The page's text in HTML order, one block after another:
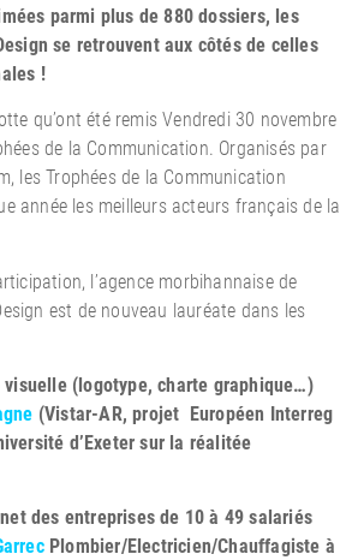
parmi plus de 880 dossiers, les
se retrouvent aux côtés de celles
!
qu’ont été remis Vendredi 30 novembre
de la Communication. Organisés par
les Trophées de la Communication
année les meilleurs acteurs français de la
l’agence morbihannaise de
est de nouveau lauréate dans les
(logotype, charte graphique…)
(Vistar-AR, projet Européen Interreg
d’Exeter sur la réalitée
des entreprises de 10 à 49 salariés
Plombier/Electricien/Chauffagiste à